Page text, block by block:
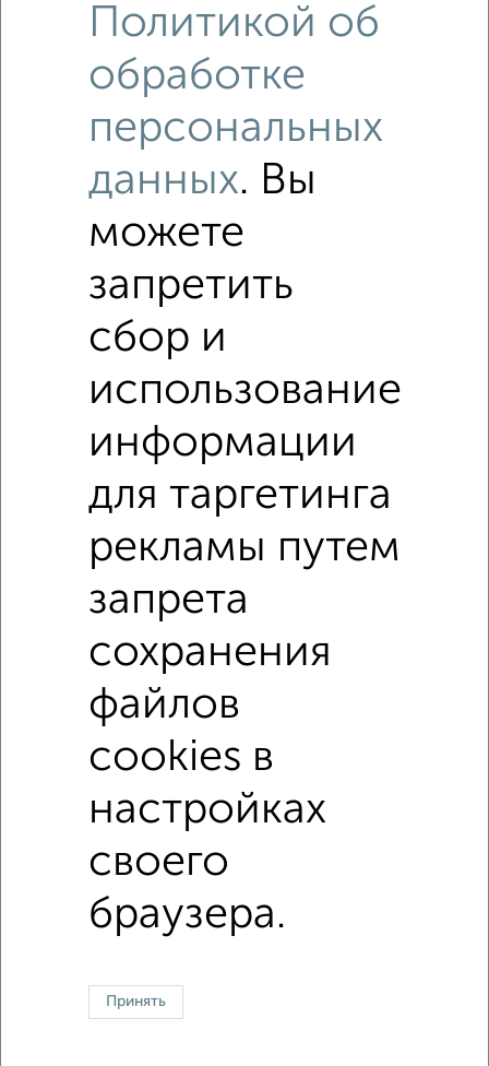
Рядом, с меньшей ценой
Недалеко от Хользунова 13 с ценой ниже
3-к квартиры
Поиск по схожим параметрам:
Коминтерновский район на улице Хользунова
не первый этаж не последний этаж
площадью до 60 м² В ипотеку
Однокомнатные Двухкомнатные Трехкомнатные
Квартиры студии
От застройщика Без посредников
Контакты
Политика конфиденциальности
Пользовательское соглашение
Воронеж, улица Ломоносова 114/30
Застройщики
Политикой об
обработке
персональных
данных. Вы
можете
запретить
сбор и
использование
информации
для таргетинга
рекламы путем
запрета
сохранения
файлов
cookies в
настройках
своего
браузера.
Принять